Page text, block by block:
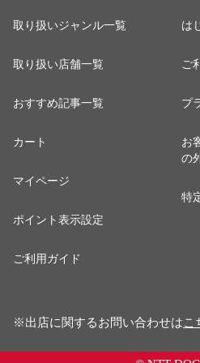
取り扱いジャンル一覧
取り扱い店舗一覧
おすすめ記事一覧
カート
マイページ
ポイント表示設定
ご利用ガイド
は
ご
プ
お
の
特
※出店に関するお問い合わせはこ